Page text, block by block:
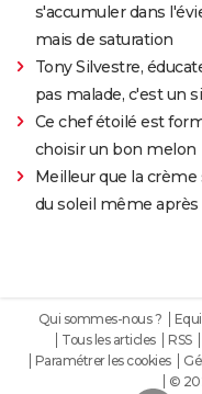
s'accumuler dans
mais de saturation
Tony Silvestre,
pas malade, c'est un
Ce chef étoilé est
choisir un bon melon
Meilleur que la
du soleil même après
Qui sommes-nous ?
Tous les articles
RSS
Paramétrer les cookies
©